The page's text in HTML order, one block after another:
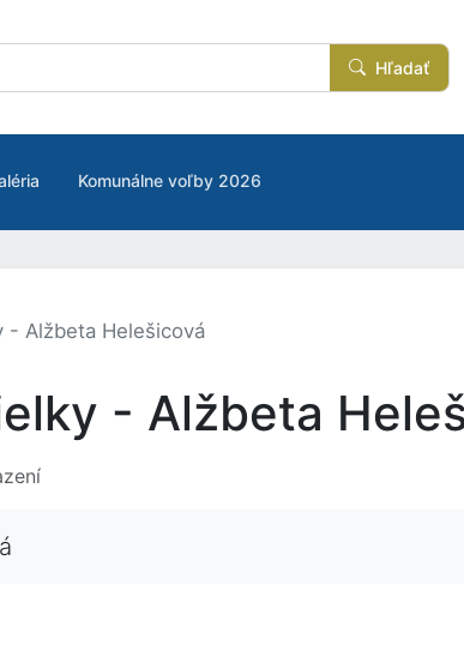
Hľadať
Komunálne voľby 2026
- Alžbeta Helešicová
- Alžbeta